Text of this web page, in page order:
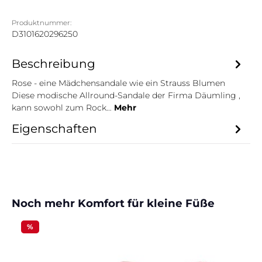
Produktnummer:
D3101620296250
Beschreibung
Rose - eine Mädchensandale wie ein Strauss Blumen
Diese modische Allround-Sandale der Firma Däumling ,
kann sowohl zum Rock… Mehr
Eigenschaften
Produktgalerie überspringen
Noch mehr Komfort für kleine Füße
%